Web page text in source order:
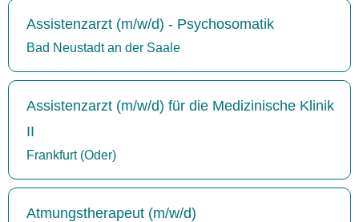
Assistenzarzt (m/w/d) - Psychosomatik
Bad Neustadt an der Saale
Assistenzarzt (m/w/d) für die Medizinische Klinik
II
Frankfurt (Oder)
Atmungstherapeut (m/w/d)